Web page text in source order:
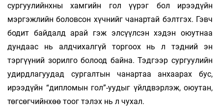
сургуулийнхны хамгийн гол үүрэг бол ирээдүйн
мэргэжлийн боловсон хүчнийг чанартай бэлтгэх. Гэвч
бодит байдалд арай гэж элсүүлсэн хэдэн оюутнаа
дундаас нь алдчихалгүй торгоох нь л тэдний эн
тэргүүний зорилго болоод байна. Тэдгээр сургуулийн
удирдлагуудад сургалтын чанартаа анхаарах бус,
ирээдүйн “дипломын гол”-уудыг үйлдвэрлэж, оюутан,
төгсөгчийнхөө тоог тэлэх нь л чухал.